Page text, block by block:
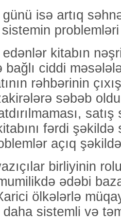
isə artıq
problemləri
kitabın
ciddi
rəhbərinin
səbəb
fərdi şəkildə
açıq
birliyinin
ədəbi
ölkələrlə
daha sistemli və